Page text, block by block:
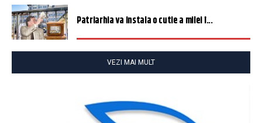
Patriarhia va instala o cutie a milei î...
VEZI MAI MULT